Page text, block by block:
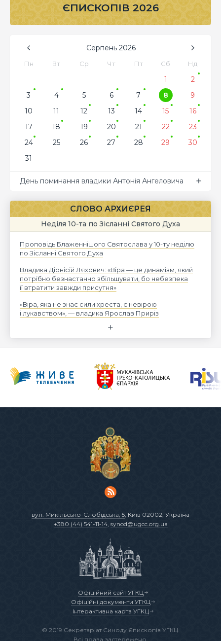
ЄПИСКОПІВ 2026
Серпень 2026
Пн Вт Ср Чт Пт Сб Нд
1
2
3
4 5 6 7 8
9
10
11 12 13 14 15
16
17
18 19 20 21 22
23
24
25 26 27 28 29
30
31
День поминання владики Антонія Ангеловича
СЛОВО АРХИЄРЕЯ
Неділя 10-та по Зісланні Святого Духа
Проповідь Блаженнішого Святослава у 10-ту неділю
по Зісланні Святого Духа
Владика Діонісій Ляхович: «Віра — це динамізм, який
потрібно безнастанно збільшувати, бо небезпека
її втратити завжди присутня»
«Віра, яка не знає сили хреста, є невірою
і лукавством», — владика Ярослав Приріз
вул. Микільсько-Слобідська, 5, Київ 02002, Україна
+380 (44) 541-11-14, synod@ugcc.org.ua
Офіційний сайт УГКЦ
Офіційні документи УГКЦ
Інтерактивна карта УГКЦ
© 2019 Секретаріат Синоду Єпископів УГКЦ.
Всі права застережено.